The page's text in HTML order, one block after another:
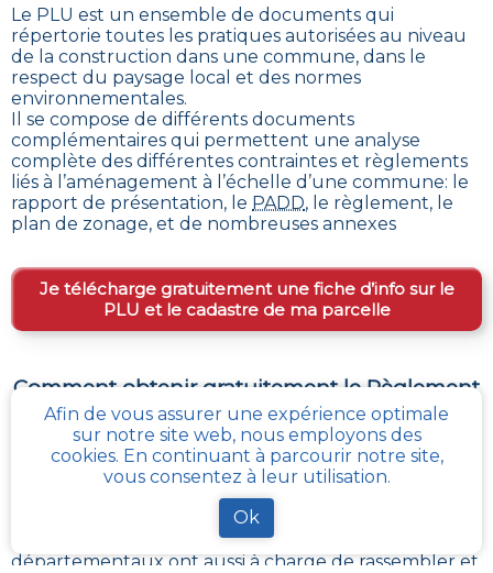
Le PLU est un ensemble de documents qui
répertorie toutes les pratiques autorisées au niveau
de la construction dans une commune, dans le
respect du paysage local et des normes
environnementales.
Il se compose de différents documents
complémentaires qui permettent une analyse
complète des différentes contraintes et règlements
liés à l’aménagement à l’échelle d’une commune: le
rapport de présentation, le PADD, le règlement, le
plan de zonage, et de nombreuses annexes
Je télécharge gratuitement une fiche d’info sur le
PLU et le cadastre de ma parcelle
Comment obtenir gratuitement le Règlement
d’Urbanisme ou PLU de Verrieres?
Pourobtenir le PLU gratuitement,il faut s’adresser
aux services d'urbanisme de la mairie de la commune
ou de l’intercommunalité Chaque commune
française a pour charge de tenir à jour et à disposition
du publique, le PLU de son territoire. Les services
départementaux ont aussi à charge de rassembler et
Afin de vous assurer une expérience optimale
sur notre site web, nous employons des
cookies. En continuant à parcourir notre site,
vous consentez à leur utilisation.
Ok